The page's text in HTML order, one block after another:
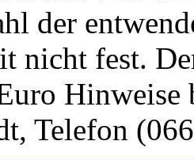
der
nicht fest.
Telefon